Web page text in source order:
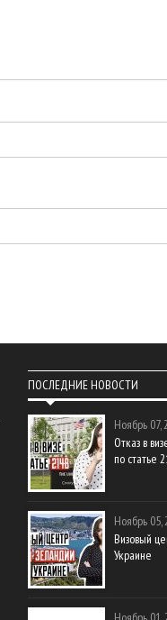
ПОСЛЕДНИЕ НОВОСТИ
Ноябрь 07,
Отказ в
по статье
Ноябрь 05,
Визовый
Украине